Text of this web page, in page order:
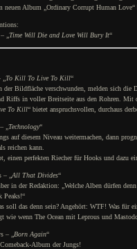
neuen Album „Ordinary Corrupt Human Love“
„ Time Will Die and Love Will Bury It“
To Kill To Live To Kill“
der Bildfläche verschwunden, melden sich die
Riffs in voller Breitseite aus den Rohren. Mit
To Kill“ bietet anspruchsvollen, durchaus
„ Technology“
auf diesem Niveau weitermachen, dann
reichen kann.
einen perfekten Riecher für Hooks und dazu
„ All That Divides“
in der Redaktion: „Welche Alben dürfen
Peaks!“
soll das denn sein? Angehört: WTF! Was für
wie wenn The Ocean mit Leprous und
– „ Born Again“
Album der Jungs!